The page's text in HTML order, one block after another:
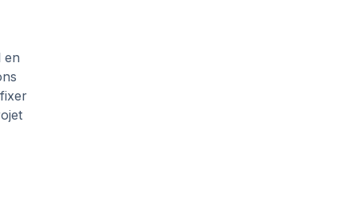
en